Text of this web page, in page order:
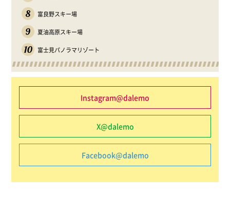
8 富良野スキー場
9 夏油高原スキー場
10 富士見パノラマリゾート
Instagram@dalemo
X@dalemo
Facebook@dalemo